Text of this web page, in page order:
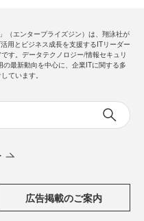
（エンタープライズジン）は、翔泳社が
用とビジネス成長を支援するITリーダー
す。データテクノロジー/情報セキュリ
の最新動向を中心に、企業ITに関する多
ています。
広告掲載のご案内